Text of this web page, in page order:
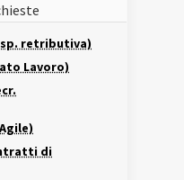
retributiva)
Lavoro)
di